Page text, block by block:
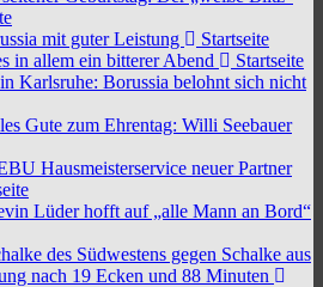
mit guter Leistung
Startseite
in allem ein bitterer Abend
Startseite
Karlsruhe: Borussia belohnt sich nicht
Gute zum Ehrentag: Willi Seebauer
Hausmeisterservice neuer Partner
Lüder hofft auf „alle Mann an Bord“
des Südwestens gegen Schalke aus
nach 19 Ecken und 88 Minuten